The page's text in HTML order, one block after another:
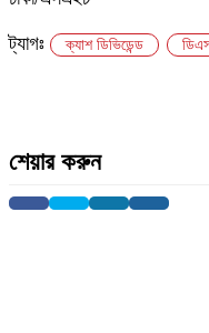
ট্যাগঃ ক্যাশ ডিভিডেন্ড
শেয়ার করুন